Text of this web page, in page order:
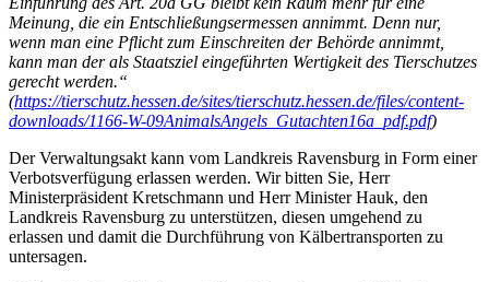
Meinung, die ein Entschließungsermessen annimmt. Denn nur,
wenn man eine Pflicht zum Einschreiten der Behörde annimmt,
kann man der als Staatsziel eingeführten Wertigkeit des Tierschutzes
gerecht werden.“
(https://tierschutz.hessen.de/sites/tierschutz.hessen.de/files/content-
downloads/1166-W-09AnimalsAngels_Gutachten16a_pdf.pdf)
Der Verwaltungsakt kann vom Landkreis Ravensburg in Form einer
Verbotsverfügung erlassen werden. Wir bitten Sie, Herr
Ministerpräsident Kretschmann und Herr Minister Hauk, den
Landkreis Ravensburg zu unterstützen, diesen umgehend zu
erlassen und damit die Durchführung von Kälbertransporten zu
untersagen.